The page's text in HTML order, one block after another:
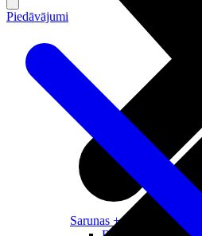
Sarunas + Internets
Piedāvājumi